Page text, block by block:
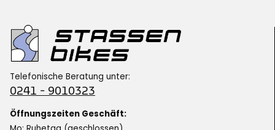
Telefonische Beratung unter:
0241 - 9010323
Öffnungszeiten Geschäft: